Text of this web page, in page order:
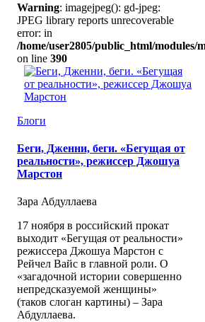
Warning: imagejpeg(): gd-jpeg:
JPEG library reports unrecoverable
error: in
/home/user2805/public_html/modules/
on line 390
Блоги
Беги, Дженни, беги. «Бегущая от
реальности», режиссер Джошуа
Марстон
Зара Абдуллаева
17 ноября в российский прокат
выходит «Бегущая от реальности»
режиссера Джошуа Марстон с
Рейчел Вайс в главной роли. О
«загадочной истории совершенно
непредсказуемой женщины»
(таков слоган картины) – Зара
Абдуллаева.